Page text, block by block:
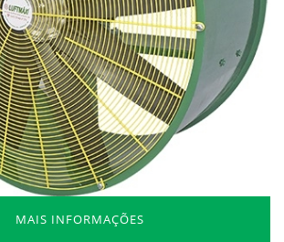
MAIS INFORMAÇÕES